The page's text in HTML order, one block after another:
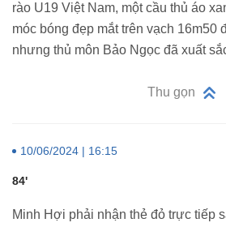
rào U19 Việt Nam, một cầu thủ áo
móc bóng đẹp mắt trên vạch 16m50
nhưng thủ môn Bảo Ngọc đã xuất
Thu gọn
10/06/2024 | 16:15
84'
Minh Hợi phải nhận thẻ đỏ trực tiếp